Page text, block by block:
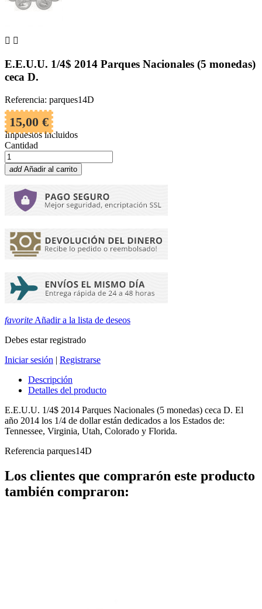
 
E.E.U.U. 1/4$ 2014 Parques Nacionales (5 monedas)
ceca D.
Referencia: parques14D
15,00 €
Impuestos incluidos
Cantidad
add Añadir al carrito
favorite Añadir a la lista de deseos
Debes estar registrado
Iniciar sesión | Registrarse
Descripción
Detalles del producto
E.E.U.U. 1/4$ 2014 Parques Nacionales (5 monedas) ceca D. El
año 2014 los 1/4 de dollar están dedicados a los Estados de:
Tennessee, Virginia, Utah, Colorado y Florida.
Referencia parques14D
Los clientes que comprarón este producto
también compraron: